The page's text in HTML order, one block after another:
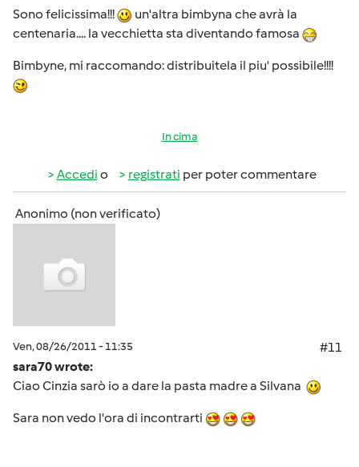
Sono felicissima!!!
un'altra bimbyna che avrà la
centenaria.... la vecchietta sta diventando famosa
Bimbyne, mi raccomando: distribuitela il piu' possibile!!!!
In cima
Accedi o registrati per poter commentare
Anonimo (non verificato)
Ven, 08/26/2011 - 11:35
#11
sara70 wrote:
Ciao Cinzia sarò io a dare la pasta madre a Silvana
Sara non vedo l'ora di incontrarti